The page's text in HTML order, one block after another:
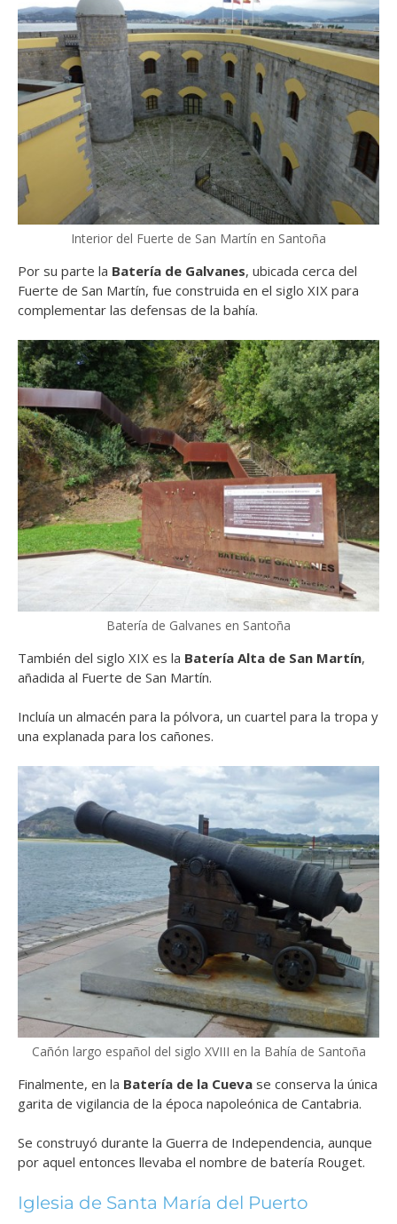
Interior del Fuerte de San Martín en Santoña
Por su parte la Batería de Galvanes, ubicada cerca del
Fuerte de San Martín, fue construida en el siglo XIX para
complementar las defensas de la bahía.
Batería de Galvanes en Santoña
También del siglo XIX es la Batería Alta de San Martín,
añadida al Fuerte de San Martín.
Incluía un almacén para la pólvora, un cuartel para la tropa y
una explanada para los cañones.
Cañón largo español del siglo XVIII en la Bahía de Santoña
Finalmente, en la Batería de la Cueva se conserva la única
garita de vigilancia de la época napoleónica de Cantabria.
Se construyó durante la Guerra de Independencia, aunque
por aquel entonces llevaba el nombre de batería Rouget.
Iglesia de Santa María del Puerto